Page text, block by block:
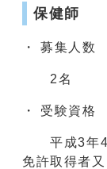
保健師
・ 募集人数
2名
・ 受験資格
平成3年4
免許取得者